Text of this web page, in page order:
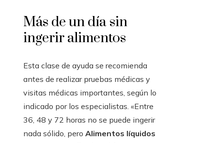
Más de un día sin
ingerir alimentos
Esta clase de ayuda se recomienda
antes de realizar pruebas médicas y
visitas médicas importantes, según lo
indicado por los especialistas. «Entre
36, 48 y 72 horas no se puede ingerir
nada sólido, pero Alimentos líquidos